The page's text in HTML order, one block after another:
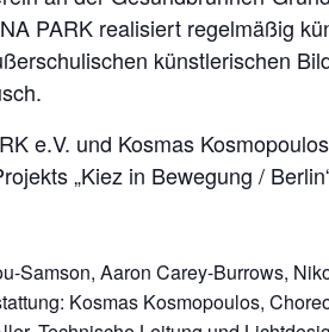
PARK realisiert regelmäßig
künstlerischen
e.V. und Kosmas
„Kiez in Bewegung /
Aaron Carey-Burrows,
Kosmas Kosmopoulos,